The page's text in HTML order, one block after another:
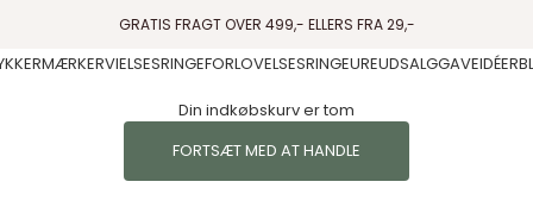
GRATIS FRAGT OVER 499,- ELLERS FRA 29,-
MÆRKERVIELSESRINGEFORLOVELSESRINGEUREUDSALGGAVEIDÉER
Din indkøbskurv er tom
FORTSÆT MED AT HANDLE